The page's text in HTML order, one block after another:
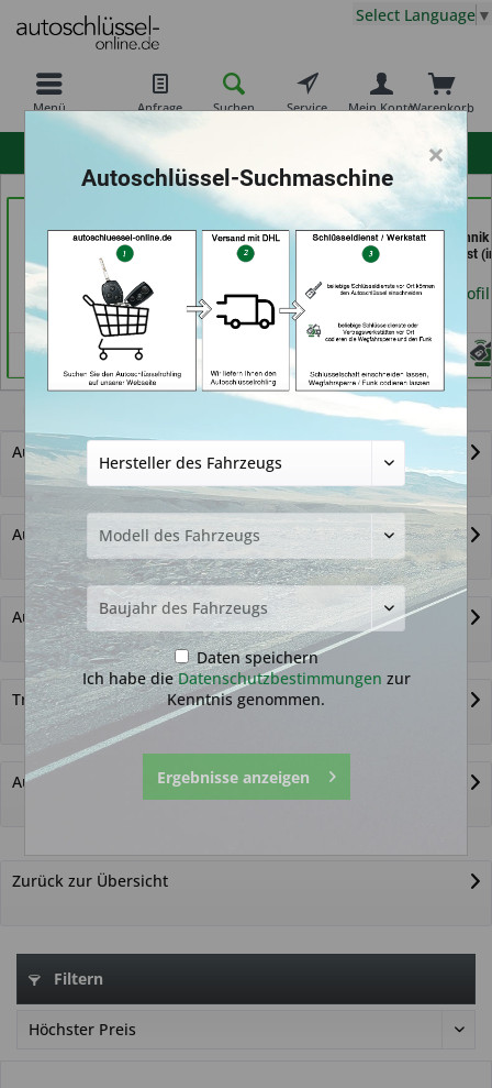
Menü Anfrage Suchen Service Warenkorb
Mein Konto
Select Language ▼
Fürth)
Händlerprofil
AutoAufsperrer (in Bad
Arolsen)
Händlerprofil
Sicherheitstechnik
Schlüsseldienst
Händlerprofil
Autoschlüssel mit Funk
Autoschlüssel ohne Funk
Autoschlüsselgehäuse und Zubehör
Transponder
Autoschlüssel nicht gefunden?
Zurück zur Übersicht
Filtern
×
Autoschlüssel-Suchmaschine
Daten speichern
Ich habe dieDatenschutzbestimmungen zur
Kenntnis genommen.
Ergebnisse anzeigen